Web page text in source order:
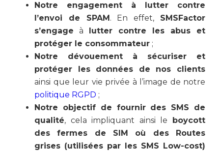
Notre engagement à lutter contre
l’envoi de SPAM. En effet, SMSFactor
s’engage à lutter contre les abus et
protéger le consommateur ;
Notre dévouement à sécuriser et
protéger les données de nos clients
ainsi que leur vie privée à l’image de notre
politique RGPD ;
Notre objectif de fournir des SMS de
qualité, cela impliquant ainsi le boycott
des fermes de SIM où des Routes
grises (utilisées par les SMS Low-cost)